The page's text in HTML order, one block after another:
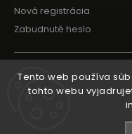
Tento web používa
tohto webu
Nová registrácia
Zabudnuté heslo